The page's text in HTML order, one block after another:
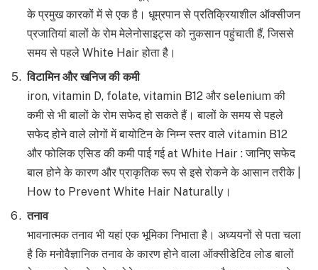
के प्रमुख कारकों में से एक है। धूम्रपान से प्रतिक्रियाशील ऑक्सीजन
प्रजातियां बालों के रोम मेलेनोसाइट्स को नुकसान पहुंचाती हैं, जिससे
समय से पहले White Hair होता है।
विटामिन और खनिज की कमी
iron, vitamin D, folate, vitamin B12 और selenium की
कमी से भी बालों के रोम सफेद हो सकते हैं। बालों के समय से पहले
सफेद होने वाले लोगों में बायोटिन के निम्न स्तर वाले vitamin B12
और फोलिक एसिड की कमी पाई गई at White Hair : जानिए सफेद
बाल होने के कारण और प्राकृतिक रूप से इसे रोकने के आसान तरीके |
How to Prevent White Hair Naturally।
तनाव
भावनात्मक तनाव भी यहां एक भूमिका निभाता है। अध्ययनों से पता चला
है कि मनोवैज्ञानिक तनाव के कारण होने वाला ऑक्सीडेटिव लोड बालों